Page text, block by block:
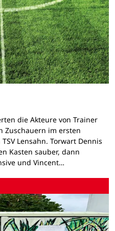
die Akteure von Trainer
Zuschauern im ersten
Lensahn. Torwart Dennis
Kasten sauber, dann
und Vincent…